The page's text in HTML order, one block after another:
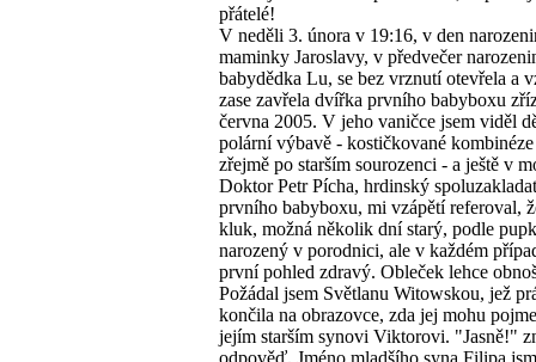
přátelé!
V neděli 3. února v 19:16, v den
maminky Jaroslavy, v předvečer
babydědka Lu, se bez vrznutí otevřela a
zase zavřela dvířka prvního babyboxu
června 2005. V jeho vaničce jsem viděl
polární výbavě - kostičkované
zřejmě po starším sourozenci - a ještě v
Doktor Petr Pícha, hrdinský
prvního babyboxu, mi vzápětí referoval,
kluk, možná několik dní starý, podle
narozený v porodnici, ale v každém
první pohled zdravý. Obleček lehce
Požádal jsem Světlanu Witowskou, jež
končila na obrazovce, zda jej mohu
jejím starším synovi Viktorovi. "Jasně!"